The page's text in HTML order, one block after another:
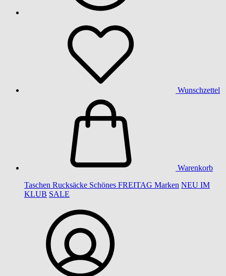
Wunschzettel
Warenkorb
Taschen Rucksäcke Schönes FREITAG Marken NEU IM
KLUB SALE